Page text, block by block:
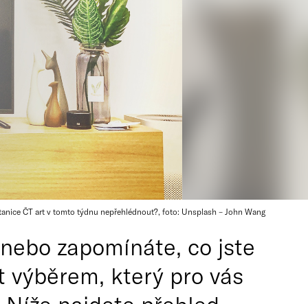
ČT art v tomto týdnu nepřehlédnout?, foto: Unsplash – John Wang
zapomínáte, co jste
který pro vás